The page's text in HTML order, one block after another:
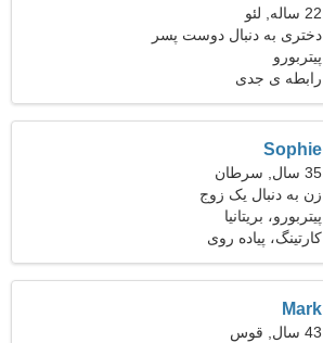
22 ساله, لئو
دختری به دنبال دوست پسر
پیتربورو
رابطه ی جدی
Sophie
35 سال, سرطان
زن به دنبال یک زوج
پیتربورو، بریتانیا
کارتینگ، پیاده روی
Mark
43 سال, قوس